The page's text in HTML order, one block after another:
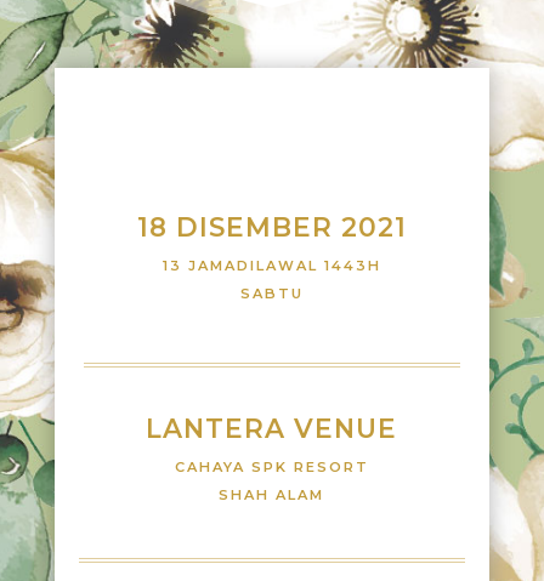
18 DISEMBER 2021
13 JAMADILAWAL 1443H
SABTU
LANTERA VENUE
CAHAYA SPK RESORT
SHAH ALAM